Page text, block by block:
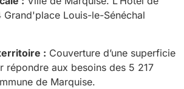
Grand'place Louis-le-Sénéchal
: Couverture d’une superficie
répondre aux besoins des 5 217
de Marquise.